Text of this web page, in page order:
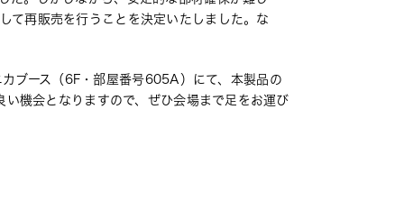
て再販売を行うことを決定いたしました。な
ブース（6F・部屋番号605A）にて、本製品の
い機会となりますので、ぜひ会場まで足をお運び